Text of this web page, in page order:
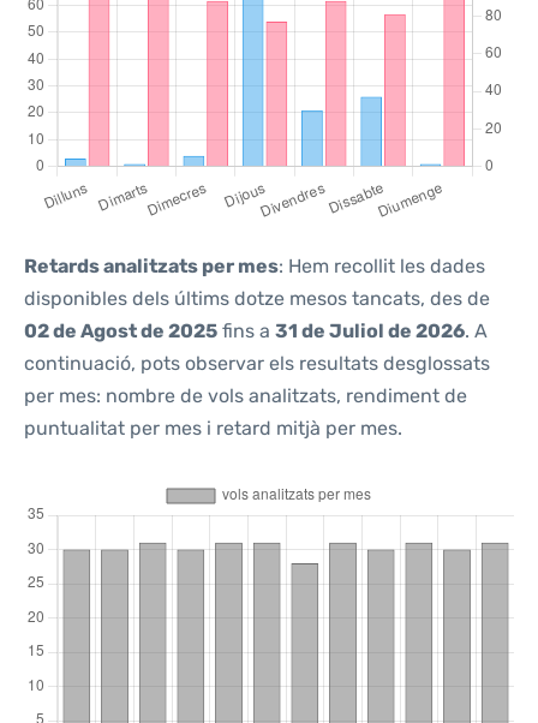
Retards analitzats per mes: Hem recollit les dades
disponibles dels últims dotze mesos tancats, des de
02 de Agost de 2025 fins a 31 de Juliol de 2026. A
continuació, pots observar els resultats desglossats
per mes: nombre de vols analitzats, rendiment de
puntualitat per mes i retard mitjà per mes.